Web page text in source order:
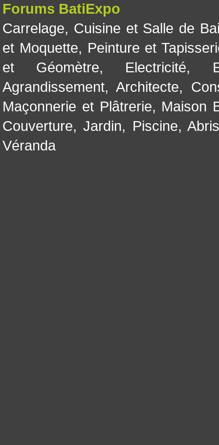
Forums BatiExpo
Carrelage, Cuisine et Salle de
et Moquette, Peinture et
et Géomètre, Electricité,
Agrandissement, Architecte,
Maçonnerie et Plâtrerie, Maison
Couverture,Jardin, Piscine,
Véranda